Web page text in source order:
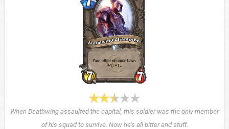
When Deathwing assaulted the capital, this soldier was the only member
of his squad to survive. Now he's all bitter and stuff.